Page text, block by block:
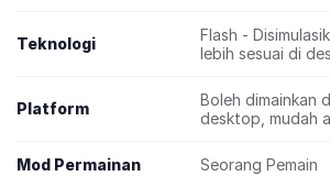
Teknologi
Flash -
lebih sesuai di
Platform
Boleh dimainkan
desktop, mudah
Mod Permainan Seorang Pemain